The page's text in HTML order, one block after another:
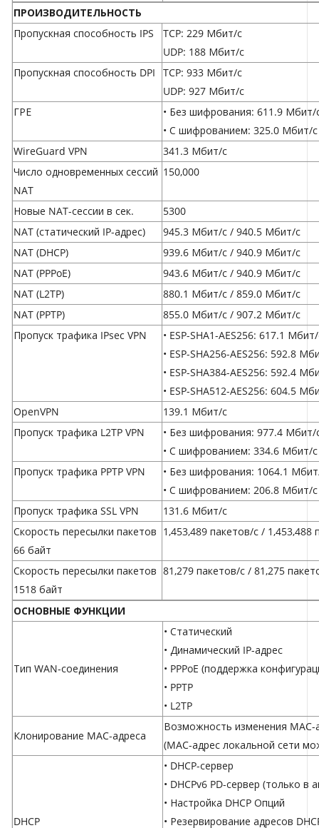
ПРОИЗВОДИТЕЛЬНОСТЬ
Пропускная способность IPS
TCP: 229 Мбит/с
UDP: 188 Мбит/с
Пропускная способность DPI
TCP: 933 Мбит/с
UDP: 927 Мбит/с
ГРЕ
• Без шифрования: 611.9 Мбит/
• С шифрованием: 325.0 Мбит/с
WireGuard VPN
341.3 Мбит/с
Число одновременных сессий
NAT
150,000
Новые NAT-сессии в сек.
5300
NAT (статический IP-адрес)
945.3 Мбит/с / 940.5 Мбит/с
NAT (DHCP)
939.6 Мбит/с / 940.9 Мбит/с
NAT (PPPoE)
943.6 Мбит/с / 940.9 Мбит/с
NAT (L2TP)
880.1 Мбит/с / 859.0 Мбит/с
NAT (PPTP)
855.0 Мбит/с / 907.2 Мбит/с
Пропуск трафика IPsec VPN
• ESP-SHA1-AES256: 617.1
• ESP-SHA256-AES256: 592.8
• ESP-SHA384-AES256: 592.4
• ESP-SHA512-AES256: 604.5
OpenVPN
139.1 Мбит/с
Пропуск трафика L2TP VPN
• Без шифрования: 977.4 Мбит/
• С шифрованием: 334.6 Мбит/с
Пропуск трафика PPTP VPN
• Без шифрования: 1064.1
• С шифрованием: 206.8 Мбит/с
Пропуск трафика SSL VPN
131.6 Мбит/с
Скорость пересылки пакетов
66 байт
1,453,489 пакетов/с / 1,453,488
Скорость пересылки пакетов
1518 байт
81,279 пакетов/с / 81,275
ОСНОВНЫЕ ФУНКЦИИ
Тип WAN-соединения
• Статический
• Динамический IP-адрес
• PPPoE (поддержка
• PPTP
• L2TP
Клонирование MAC-адреса
Возможность изменения MAC-
(MAC-адрес локальной сети
DHCP
• DHCP-сервер
• DHCPv6 PD-сервер (только
• Настройка DHCP Опций
• Резервирование адресов